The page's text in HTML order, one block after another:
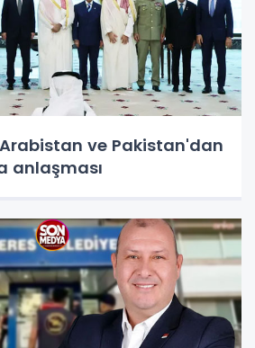
ve Pakistan'dan
anlaşması